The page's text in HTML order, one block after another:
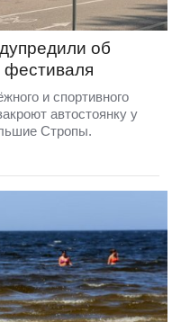
об
фестиваля
и спортивного
автостоянку у
Стропы.